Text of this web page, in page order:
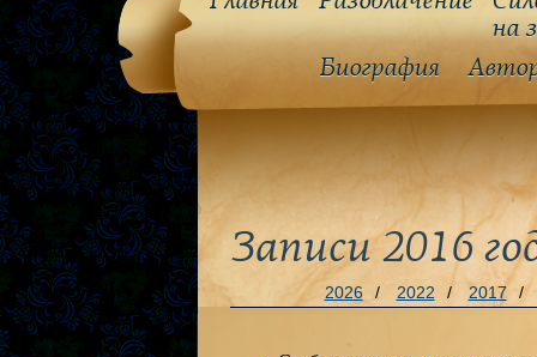
на
Биография
Записи 2016
2026 / 2022 / 2017 /